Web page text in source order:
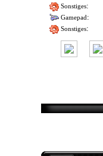
Sonstiges:
Gamepad:
Sonstiges: